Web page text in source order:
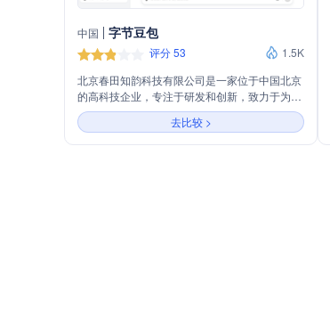
中国 字节豆包
评分 53
1.5K
北京春田知韵科技有限公司是一家位于中国北京
的高科技企业，专注于研发和创新，致力于为客
户提供先进的技术和优质的服务。公司依托强大
的研发团队和丰富的行业经验，不断推出符合市
场需求的新产品，以满足不同客户的需求。春田
去比较 >